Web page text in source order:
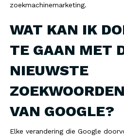
zoekmachinemarketing.
WAT KAN IK
TE GAAN MET
NIEUWSTE
VAN GOOGLE?
Elke verandering die Google